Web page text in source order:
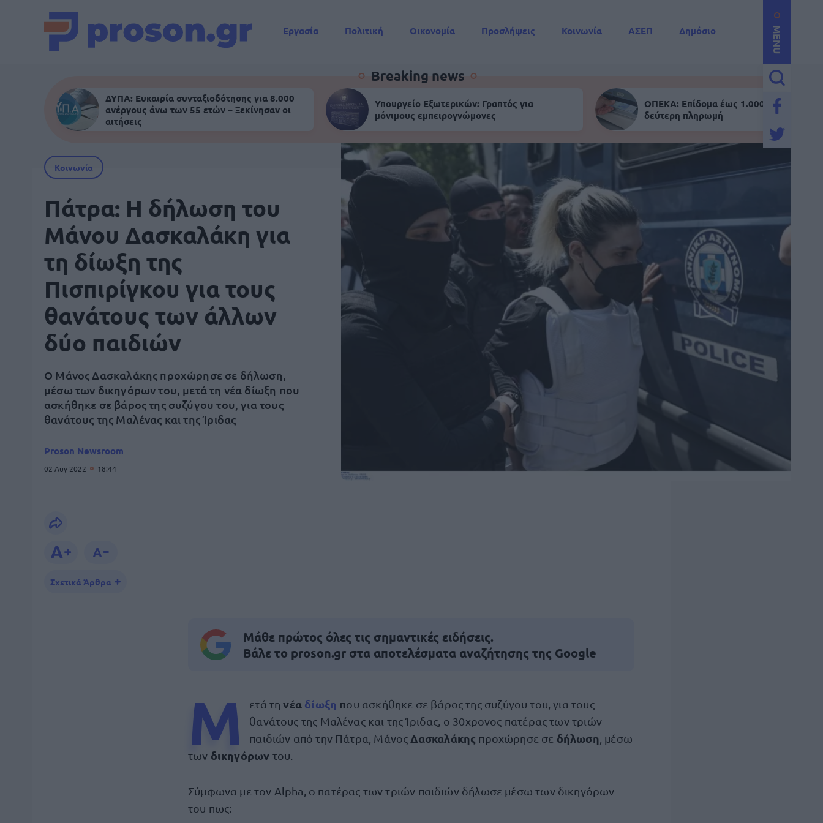
MENU
Εργασία Πολιτική Οικονομία Προσλήψεις Κοινωνία ΑΣΕΠ
Δημόσιο
Breaking news
ΔΥΠΑ: Ευκαιρία συνταξιοδότησης για 8.000
ανέργους άνω των 55 ετών – Ξεκίνησαν οι
αιτήσεις
Υπουργείο Εξωτερικών: Γραπτός για
μόνιμους εμπειρογνώμονες
ΟΠΕΚΑ: Επίδομα έως 1.000 ευρώ -
δεύτερη πληρωμή
Κοινωνία
Πάτρα: Η δήλωση του
Μάνου Δασκαλάκη για
τη δίωξη της
Πισπιρίγκου για τους
θανάτους των άλλων
δύο παιδιών
Ο Μάνος Δασκαλάκης προχώρησε σε δήλωση,
μέσω των δικηγόρων του, μετά τη νέα δίωξη που
ασκήθηκε σε βάρος της συζύγου του, για τους
θανάτους της Μαλένας και της Ίριδας
Proson Newsroom
02 Αυγ 2022 18:44
Σχετικά Άρθρα
Μάθε πρώτος όλες τις σημαντικές ειδήσεις.
Βάλε το proson.gr στα αποτελέσματα αναζήτησης της Google
Μ ετά τη νέα δίωξη που ασκήθηκε σε βάρος της συζύγου του, για τους
θανάτους της Μαλένας και της Ίριδας, ο 30χρονος πατέρας των τριών
παιδιών από την Πάτρα, Μάνος Δασκαλάκης προχώρησε σε δήλωση , μέσω
των δικηγόρων του.
Σύμφωνα με τον Alpha, ο πατέρας των τριών παιδιών δήλωσε μέσω των δικηγόρων
του πως: